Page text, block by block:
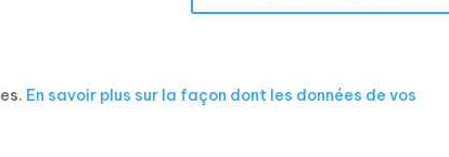
En savoir plus sur la façon dont les données de vos